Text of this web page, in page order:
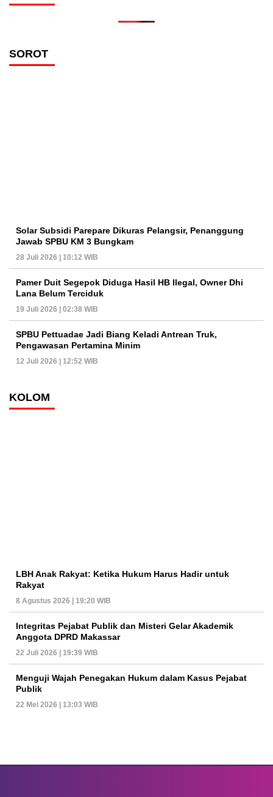
SOROT
Solar Subsidi Parepare Dikuras Pelangsir, Penanggung
Jawab SPBU KM 3 Bungkam
28 Juli 2026 | 10:12 WIB
Pamer Duit Segepok Diduga Hasil HB Ilegal, Owner Dhi
Lana Belum Terciduk
19 Juli 2026 | 02:38 WIB
SPBU Pettuadae Jadi Biang Keladi Antrean Truk,
Pengawasan Pertamina Minim
12 Juli 2026 | 12:52 WIB
KOLOM
LBH Anak Rakyat: Ketika Hukum Harus Hadir untuk
Rakyat
8 Agustus 2026 | 19:20 WIB
Integritas Pejabat Publik dan Misteri Gelar Akademik
Anggota DPRD Makassar
22 Juli 2026 | 19:39 WIB
Menguji Wajah Penegakan Hukum dalam Kasus Pejabat
Publik
22 Mei 2026 | 13:03 WIB